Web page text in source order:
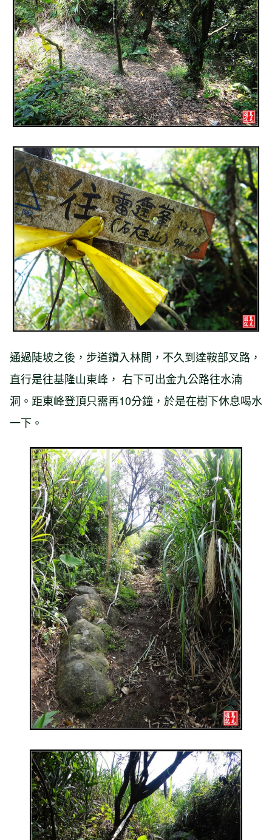
通過陡坡之後，步道鑽入林間，不久到達鞍部叉路，
直行是往基隆山東峰， 右下可出金九公路往水湳
洞。距東峰登頂只需再10分鐘，於是在樹下休息喝水
一下。